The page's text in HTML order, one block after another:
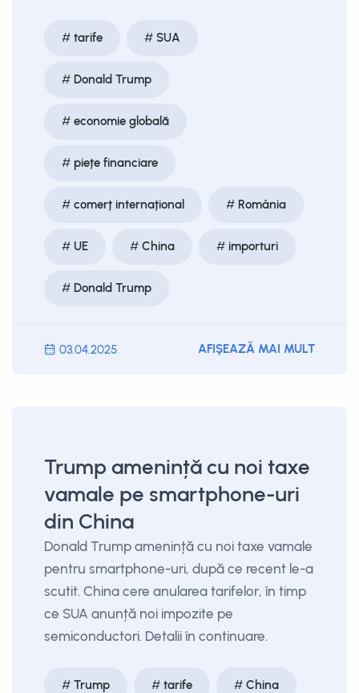
tarife SUA
Donald Trump
economie globală
piețe financiare
comerț internațional România
UE China importuri
Donald Trump
03.04.2025 AFIȘEAZĂ MAI MULT
Trump amenință cu noi taxe
vamale pe smartphone-uri
din China
Donald Trump amenință cu noi taxe vamale
pentru smartphone-uri, după ce recent le-a
scutit. China cere anularea tarifelor, în timp
ce SUA anunță noi impozite pe
semiconductori. Detalii în continuare.
Trump tarife China